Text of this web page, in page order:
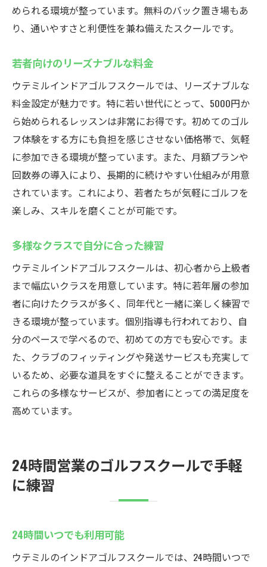
められる環境が整っています。無料のバック置き場もあ
り、通いやすさと利便性を兼ね備えたスクールです。
若者向けのリーズナブルな料金
ウテミルインドアゴルフスクールでは、リーズナブルな
料金設定が魅力です。特に若い世代にとって、5000円か
ら始められるレッスンは非常にお得です。初めてのゴル
フ体験をする方にも負担を感じさせない価格帯で、気軽
に参加できる環境が整っています。また、月額プランや
回数券の導入により、長期的に続けやすい仕組みが用意
されています。これにより、若者たちが気軽にゴルフを
楽しみ、スキルを磨くことが可能です。
多様なクラスで自分に合った練習
ウテミルインドアゴルフスクールは、初心者から上級者
まで幅広いクラスを用意しています。特に若年層の参加
者に向けたクラスが多く、同年代と一緒に楽しく練習で
きる環境が整っています。個別指導も行われており、自
分のペースで学べるので、初めての方でも安心です。ま
た、クラブのフィッティングや発送サービスも充実して
いるため、必要な道具をすぐに整えることができます。
これらの多様なサービスが、参加者にとっての満足度を
高めています。
24時間営業のゴルフスクールで手軽
に練習
24時間いつでも利用可能
ウテミルのインドアゴルフスクールでは、24時間いつで